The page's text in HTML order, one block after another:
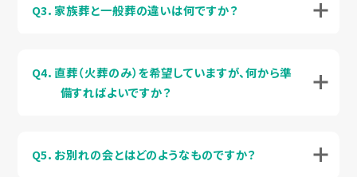
Q3．家族葬と一般葬の違いは何ですか？
Q4．直葬（火葬のみ）を希望していますが、何から準
備すればよいですか？
Q5．お別れの会とはどのようなものですか？